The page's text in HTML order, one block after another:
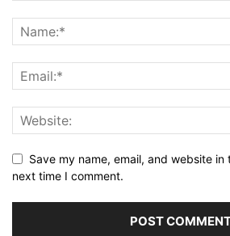
Save my name, email, and website
next time I comment.